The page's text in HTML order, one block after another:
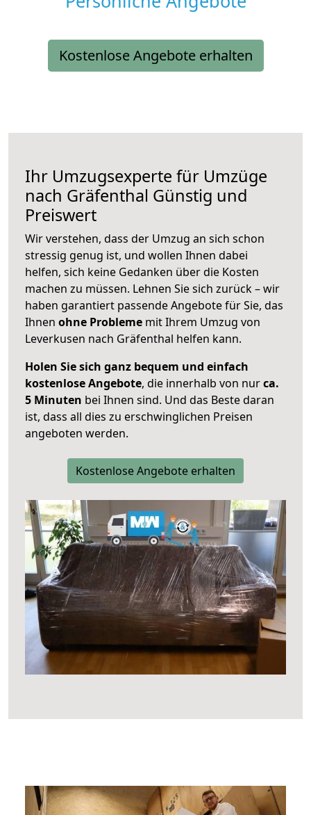
Kostenlose Angebote erhalten
Ihr Umzugsexperte für Umzüge
nach Gräfenthal Günstig und
Preiswert
Wir verstehen, dass der Umzug an sich schon
stressig genug ist, und wollen Ihnen dabei
helfen, sich keine Gedanken über die Kosten
machen zu müssen. Lehnen Sie sich zurück – wir
haben garantiert passende Angebote für Sie, das
Ihnen ohne Probleme mit Ihrem Umzug von
Leverkusen nach Gräfenthal helfen kann.
Holen Sie sich ganz bequem und einfach
kostenlose Angebote, die innerhalb von nurca.
5 Minuten bei Ihnen sind. Und das Beste daran
ist, dass all dies zu erschwinglichen Preisen
angeboten werden.
Kostenlose Angebote erhalten